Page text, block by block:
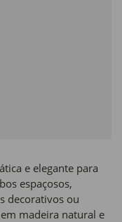
e elegante para
espaçosos,
decorativos ou
madeira natural e